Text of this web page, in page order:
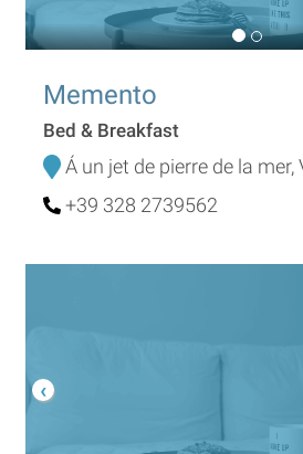
Memento
Bed & Breakfast
+39 328 2739562